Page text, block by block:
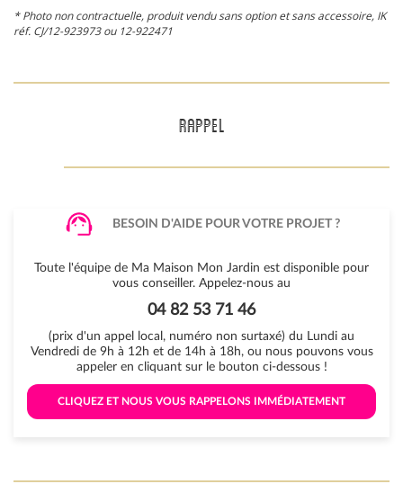
* Photo non contractuelle, produit vendu sans option et sans accessoire, IK
réf. CJ/12-923973 ou 12-922471
RAPPEL
BESOIN D'AIDE POUR VOTRE PROJET ?
Toute l'équipe de Ma Maison Mon Jardin est disponible pour
vous conseiller. Appelez-nous au
04 82 53 71 46
(prix d'un appel local, numéro non surtaxé) du Lundi au
Vendredi de 9h à 12h et de 14h à 18h, ou nous pouvons vous
appeler en cliquant sur le bouton ci-dessous !
CLIQUEZ ET NOUS VOUS RAPPELONS IMMÉDIATEMENT